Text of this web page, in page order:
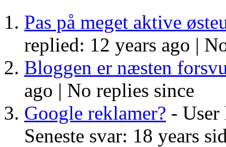
Pas på meget aktive
replied: 12 years ago |
Bloggen er næsten
ago | No replies since
Google reklamer? - User
Seneste svar: 18 years